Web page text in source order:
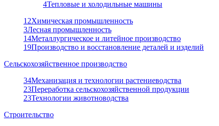
4Тепловые и холодильные машины
12Химическая промышленность
3Лесная промышленность
14Металлургическое и литейное производство
19Производство и восстановление деталей и изделий
Сельскохозяйственное производство
34Механизация и технологии растениеводства
23Переработка сельскохозяйственной продукции
23Технологии животноводства
Строительство